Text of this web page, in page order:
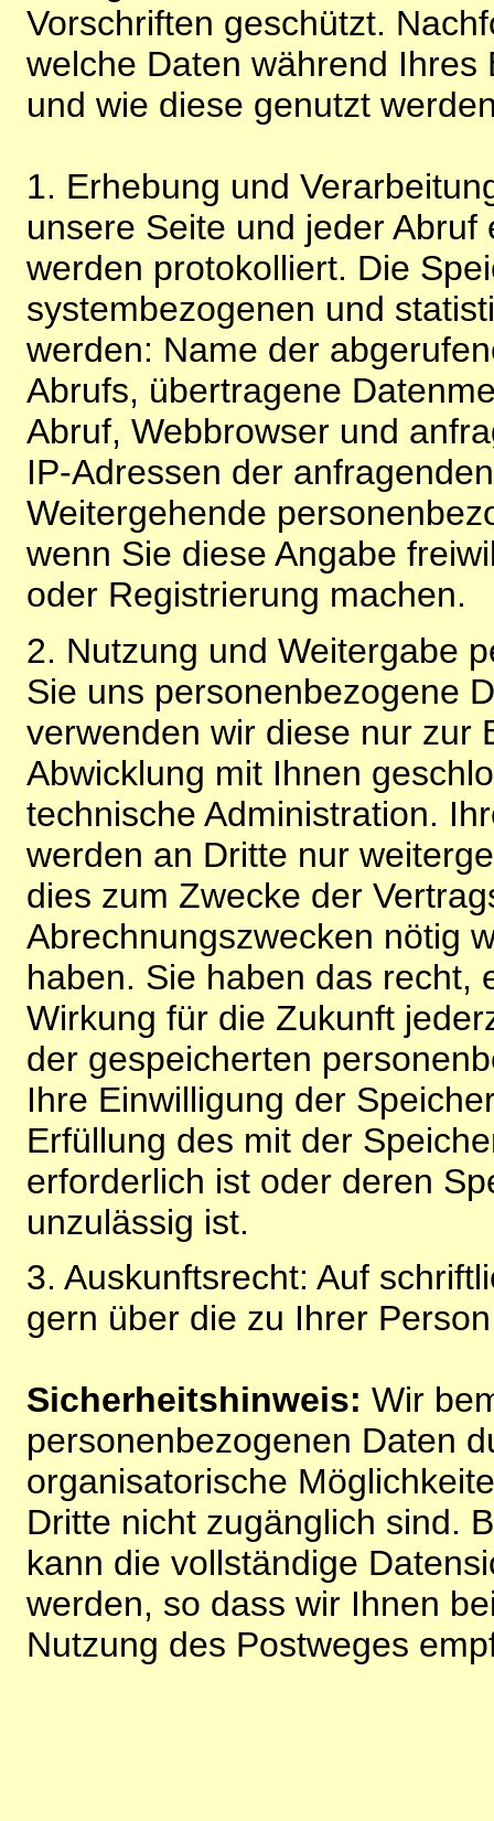
Vorschriften geschützt.
welche Daten während
und wie diese genutzt
1. Erhebung und
unsere Seite und jeder
werden protokolliert. Die
systembezogenen und
werden: Name der
Abrufs, übertragene
Abruf, Webbrowser und
IP-Adressen der
Weitergehende
wenn Sie diese Angabe
oder Registrierung machen.
2. Nutzung und Weitergabe
Sie uns personenbezogene
verwenden wir diese nur zur
Abwicklung mit Ihnen
technische Administration.
werden an Dritte nur
dies zum Zwecke der
Abrechnungszwecken nötig
haben. Sie haben das recht,
Wirkung für die Zukunft
der gespeicherten
Ihre Einwilligung der
Erfüllung des mit der
erforderlich ist oder deren
unzulässig ist.
3. Auskunftsrecht: Auf
gern über die zu Ihrer
Sicherheitshinweis: Wir
personenbezogenen Daten
organisatorische
Dritte nicht zugänglich sind.
kann die vollständige
werden, so dass wir Ihnen
Nutzung des Postweges